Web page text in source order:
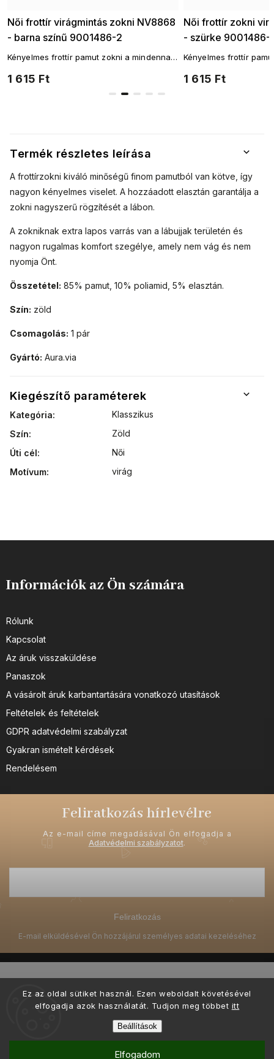
Ez az oldal sütiket használ. Ezen weboldalt követésével
elfogadja azok használatát. Tudjon meg többet itt
Beállítások
Elfogadom
Termék részletes leírása
A frottírzokni kiváló minőségű finom pamutból van kötve, így
nagyon kényelmes viselet. A hozzáadott elasztán garantálja a
zokni nagyszerű rögzítését a lábon.
A zokniknak extra lapos varrás van a lábujjak területén és
nagyon rugalmas komfort szegélye, amely nem vág és nem
nyomja Önt.
Összetétel: 85% pamut, 10% poliamid, 5% elasztán.
Szín: zöld
Csomagolás: 1 pár
Gyártó: Aura.via
Kiegészítő paraméterek
Kategória:
Klasszikus
Szín:
Zöld
Úti cél:
Női
Motívum: virág
Női frottír virágmintás zokni NV8868
- barna színű 9001486-2
1 615 Ft
Kényelmes frottír pamut zokni a mindennapi
Női frottír zokni
- szürke 9001486-
1 615 Ft
Kényelmes frottír
Információk az Ön számára
Rólunk
Kapcsolat
Az áruk visszaküldése
Panaszok
A vásárolt áruk karbantartására vonatkozó utasítások
Feltételek és feltételek
GDPR adatvédelmi szabályzat
Gyakran ismételt kérdések
Rendelésem
Feliratkozás hírlevélre
Az e-mail címe megadásával Ön elfogadja a
Adatvédelmi szabályzatot.
Feliratkozás
Shoptet készítette
Ő készítette és kódolta a grafikai tervezést